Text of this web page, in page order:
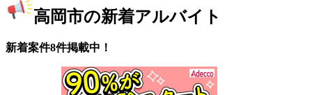
高岡市の新着アルバイト
新着案件8件掲載中！